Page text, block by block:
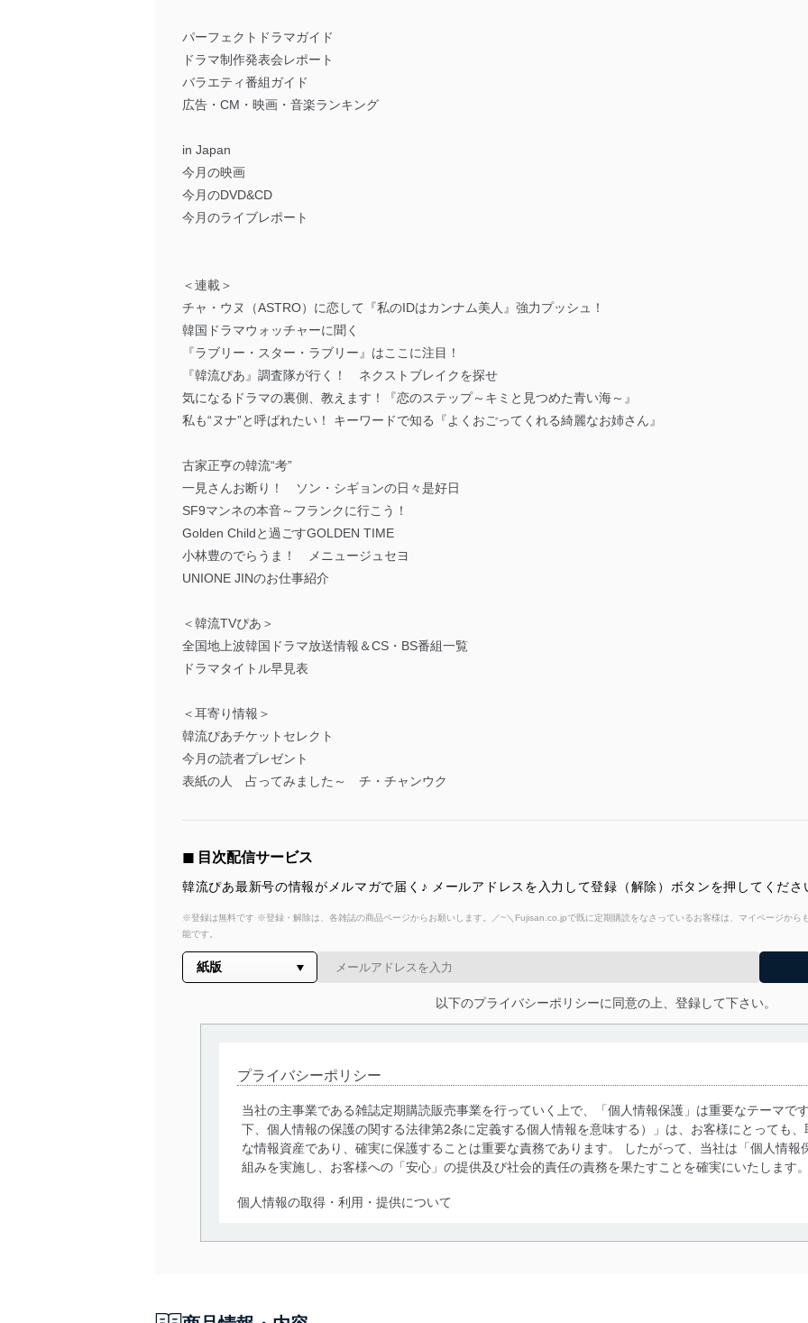
パーフェクトドラマガイド
ドラマ制作発表会レポート
バラエティ番組ガイド
広告・CM・映画・音楽ランキング
in Japan
今月の映画
今月のDVD&CD
今月のライブレポート
＜連載＞
チャ・ウヌ（ASTRO）に恋して『私のIDはカンナム美人』強力プッシュ！
韓国ドラマウォッチャーに聞く
『ラブリー・スター・ラブリー』はここに注目！
『韓流ぴあ』調査隊が行く！ ネクストブレイクを探せ
気になるドラマの裏側、教えます！『恋のステップ～キミと見つめた青い海～』
私も“ヌナ”と呼ばれたい！ キーワードで知る『よくおごってくれる綺麗なお姉さん』
古家正亨の韓流“考”
一見さんお断り！ ソン・シギョンの日々是好日
SF9マンネの本音～フランクに行こう！
Golden Childと過ごすGOLDEN TIME
小林豊のでらうま！ メニュージュセヨ
UNIONE JINのお仕事紹介
＜韓流TVぴあ＞
全国地上波韓国ドラマ放送情報＆CS・BS番組一覧
ドラマタイトル早見表
＜耳寄り情報＞
韓流ぴあチケットセレクト
今月の読者プレゼント
表紙の人 占ってみました～ チ・チャンウク
◼︎ 目次配信サービス
韓流ぴあ最新号の情報がメルマガで届く♪ メールアドレスを入力して登録（解除）ボタンを押してくださ
※登録は無料です ※登録・解除は、各雑誌の商品ページからお願いします。／~＼Fujisan.co.jpで既に定期購読をなさっているお客様は、マイページから
能です。
以下のプライバシーポリシーに同意の上、登録して下さい。
プライバシーポリシー
当社の主事業である雑誌定期購読販売事業を行っていく上で、「個人情報保護」は重要なテーマで
下、個人情報の保護の関する法律第2条に定義する個人情報を意味する）」は、お客様にとっても
な情報資産であり、確実に保護することは重要な責務であります。 したがって、当社は「個人情報
組みを実施し、お客様への「安心」の提供及び社会的責任の責務を果たすことを確実にいたします。
個人情報の取得・利用・提供について
当社は、個人情報の取得・利用・提供に際して、その利用目的を明確にし、本人の同意を得たうえ